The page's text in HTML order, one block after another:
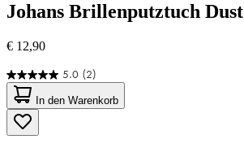
Johans Brillenputztuch Dust
€ 12,90
5.0 (2)
5.0
von
5
Sternen.
2
In den Warenkorb